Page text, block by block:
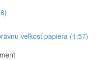
veľkosť papiera (1:57)